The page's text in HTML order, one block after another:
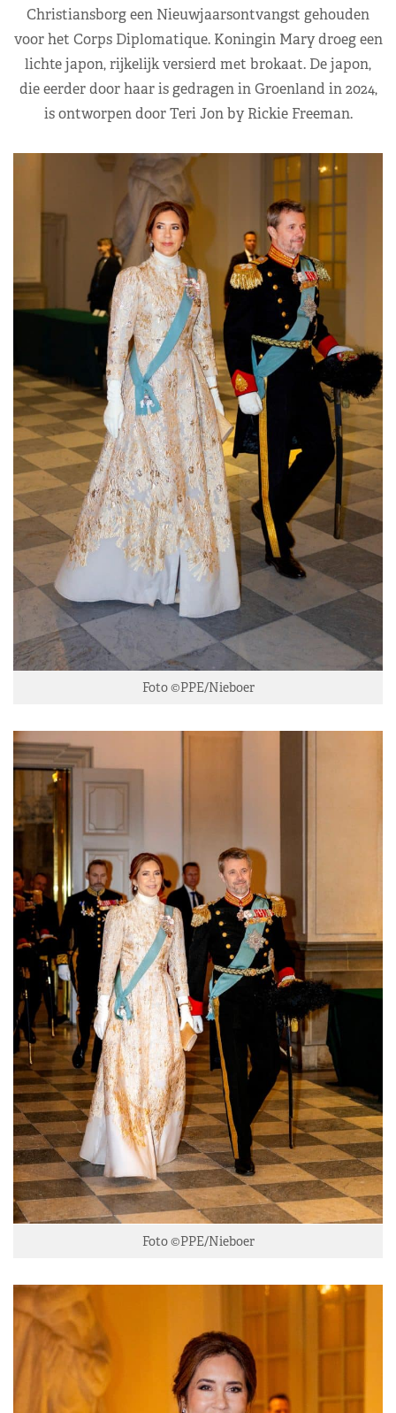
Christiansborg een Nieuwjaarsontvangst gehouden
voor het Corps Diplomatique. Koningin Mary droeg een
lichte japon, rijkelijk versierd met brokaat. De japon,
die eerder door haar is gedragen in Groenland in 2024,
is ontworpen door Teri Jon by Rickie Freeman.
Foto ©PPE/Nieboer
Foto ©PPE/Nieboer